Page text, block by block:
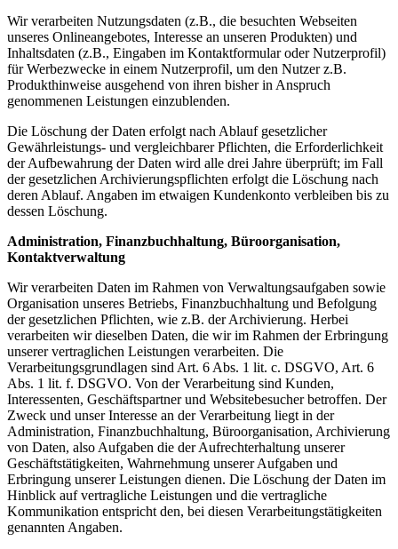
Wir verarbeiten Nutzungsdaten (z.B., die besuchten Webseiten
unseres Onlineangebotes, Interesse an unseren Produkten) und
Inhaltsdaten (z.B., Eingaben im Kontaktformular oder Nutzerprofil)
für Werbezwecke in einem Nutzerprofil, um den Nutzer z.B.
Produkthinweise ausgehend von ihren bisher in Anspruch
genommenen Leistungen einzublenden.
Die Löschung der Daten erfolgt nach Ablauf gesetzlicher
Gewährleistungs- und vergleichbarer Pflichten, die Erforderlichkeit
der Aufbewahrung der Daten wird alle drei Jahre überprüft; im Fall
der gesetzlichen Archivierungspflichten erfolgt die Löschung nach
deren Ablauf. Angaben im etwaigen Kundenkonto verbleiben bis zu
dessen Löschung.
Administration, Finanzbuchhaltung, Büroorganisation,
Kontaktverwaltung
Wir verarbeiten Daten im Rahmen von Verwaltungsaufgaben sowie
Organisation unseres Betriebs, Finanzbuchhaltung und Befolgung
der gesetzlichen Pflichten, wie z.B. der Archivierung. Herbei
verarbeiten wir dieselben Daten, die wir im Rahmen der Erbringung
unserer vertraglichen Leistungen verarbeiten. Die
Verarbeitungsgrundlagen sind Art. 6 Abs. 1 lit. c. DSGVO, Art. 6
Abs. 1 lit. f. DSGVO. Von der Verarbeitung sind Kunden,
Interessenten, Geschäftspartner und Websitebesucher betroffen. Der
Zweck und unser Interesse an der Verarbeitung liegt in der
Administration, Finanzbuchhaltung, Büroorganisation, Archivierung
von Daten, also Aufgaben die der Aufrechterhaltung unserer
Geschäftstätigkeiten, Wahrnehmung unserer Aufgaben und
Erbringung unserer Leistungen dienen. Die Löschung der Daten im
Hinblick auf vertragliche Leistungen und die vertragliche
Kommunikation entspricht den, bei diesen Verarbeitungstätigkeiten
genannten Angaben.